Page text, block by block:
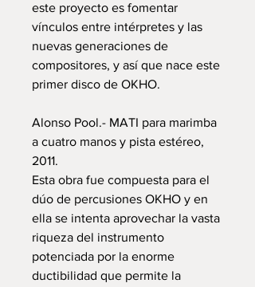
este proyecto es fomentar
vínculos entre intérpretes y las
nuevas generaciones de
compositores, y así que nace este
primer disco de OKHO.
Alonso Pool.- MATI para marimba
a cuatro manos y pista estéreo,
2011.
Esta obra fue compuesta para el
dúo de percusiones OKHO y en
ella se intenta aprovechar la vasta
riqueza del instrumento
potenciada por la enorme
ductibilidad que permite la